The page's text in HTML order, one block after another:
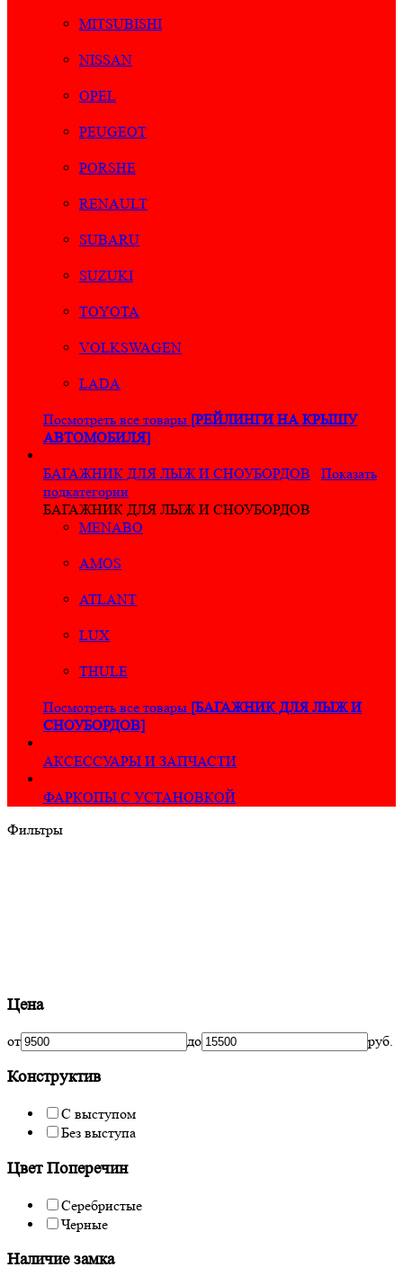
MITSUBISHI
NISSAN
OPEL
PEUGEOT
PORSHE
RENAULT
SUBARU
SUZUKI
TOYOTA
VOLKSWAGEN
LADA
Посмотреть все товары [РЕЙЛИНГИ НА КРЫШУ
АВТОМОБИЛЯ]
БАГАЖНИК ДЛЯ ЛЫЖ И СНОУБОРДОВ
Показать
подкатегории
БАГАЖНИК ДЛЯ ЛЫЖ И СНОУБОРДОВ
MENABO
AMOS
ATLANT
LUX
THULE
Посмотреть все товары [БАГАЖНИК ДЛЯ ЛЫЖ И
СНОУБОРДОВ]
АКСЕССУАРЫ И ЗАПЧАСТИ
ФАРКОПЫ С УСТАНОВКОЙ
Фильтры
Цена
от до руб.
Конструктив
С выступом
Без выступа
Цвет Поперечин
Серебристые
Черные
Наличие замка